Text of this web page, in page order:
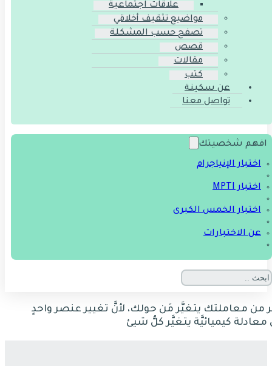
علاقات اجتماعية
مواضيع تثقيف أخلاقي
تصفح حسب المشكلة
قصص
مقالات
كتب
عن سكينة
تواصل معنا
افهم شخصيتك
اختبار الإنياجرام
اختبار MPTI
اختبار الخمس الكبرى
عن الاختبارات
من معاملتك يتغيَّر مَن حولك، لأنَّ تغيير عنصر واحدٍ
معادلة كيميائيَّة يتغيَّر كلُّ شيئ